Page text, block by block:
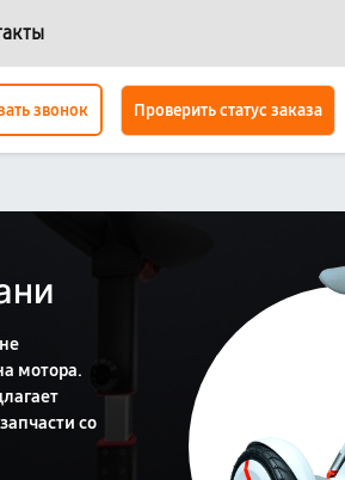
звонок Проверить статус заказа
мотора.
со